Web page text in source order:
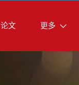
论文 更多